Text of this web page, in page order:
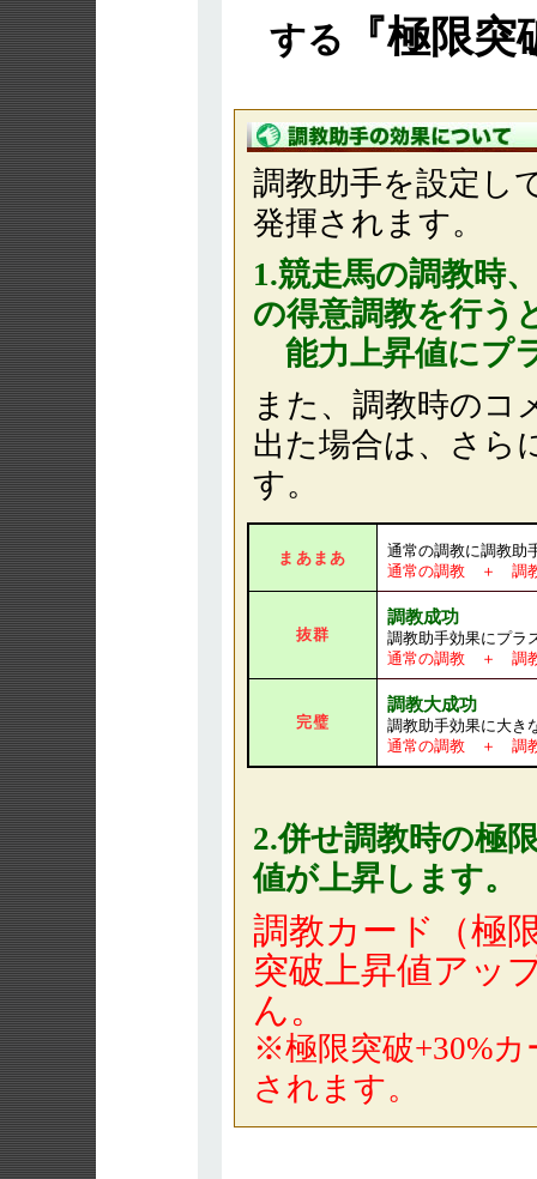
する
『極限
調教助手を設定し
発揮されます。
1.競走馬の調教時
の得意調教を行う
能力上昇値にプ
また、調教時のコ
出た場合は、さら
す。
まあまあ
通常の調教に調教助
通常の調教 ＋ 調
抜群
調教成功
調教助手効果にプラ
通常の調教 ＋ 調
完璧
調教大成功
調教助手効果に大き
通常の調教 ＋ 調
2.併せ調教時の極
値が上昇します。
調教カード（極
突破上昇値アッ
ん。
※極限突破+30%カ
されます。